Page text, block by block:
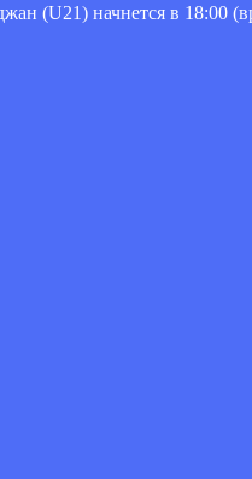
(U21) начнется в 18:00